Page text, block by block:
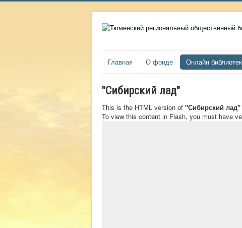
Главная О фонде Онлайн
"Сибирский лад"
This is the HTML version of "Сибирский лад"
To view this content in Flash, you must have